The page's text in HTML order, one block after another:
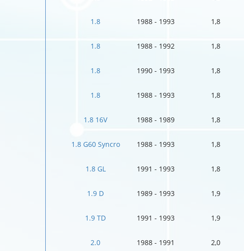
1.8 1988 - 1993 1,8
1.8 1988 - 1992 1,8
1.8 1990 - 1993 1,8
1.8 1988 - 1993 1,8
1.8 16V 1988 - 1989 1,8
1.8 G60 Syncro 1988 - 1993 1,8
1.8 GL 1991 - 1993 1,8
1.9 D 1989 - 1993 1,9
1.9 TD 1991 - 1993 1,9
2.0 1988 - 1991 2,0